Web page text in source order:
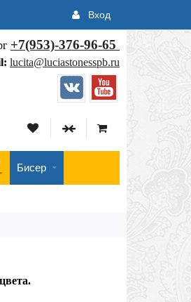
Вход
+7(953)-376-96-65
lucita@luciastonesspb.ru
Бисер